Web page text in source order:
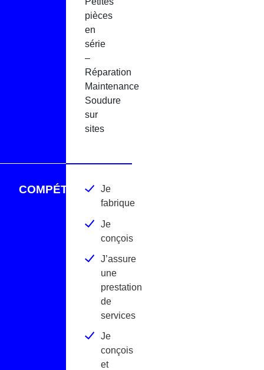
pièces
en
série
–
Réparation
Maintenance
Soudure
sur
sites
COMPÉTENCES
Je
fabrique
Je
conçois
J’assure
une
prestation
de
services
Je
conçois
et